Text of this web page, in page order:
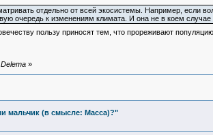
отдельно от всей экосистемы. Например, если
очередь к изменениям климата. И она не в коем
пользу приносят тем, что прореживают
»
мальчик (в смысле: Масса)?"